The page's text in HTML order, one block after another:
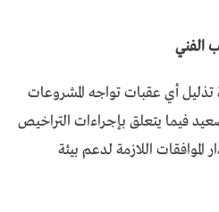
الفني
أي عقبات تواجه المشروعات
فيما يتعلق بإجراءات التراخيص
اللازمة لدعم بيئة